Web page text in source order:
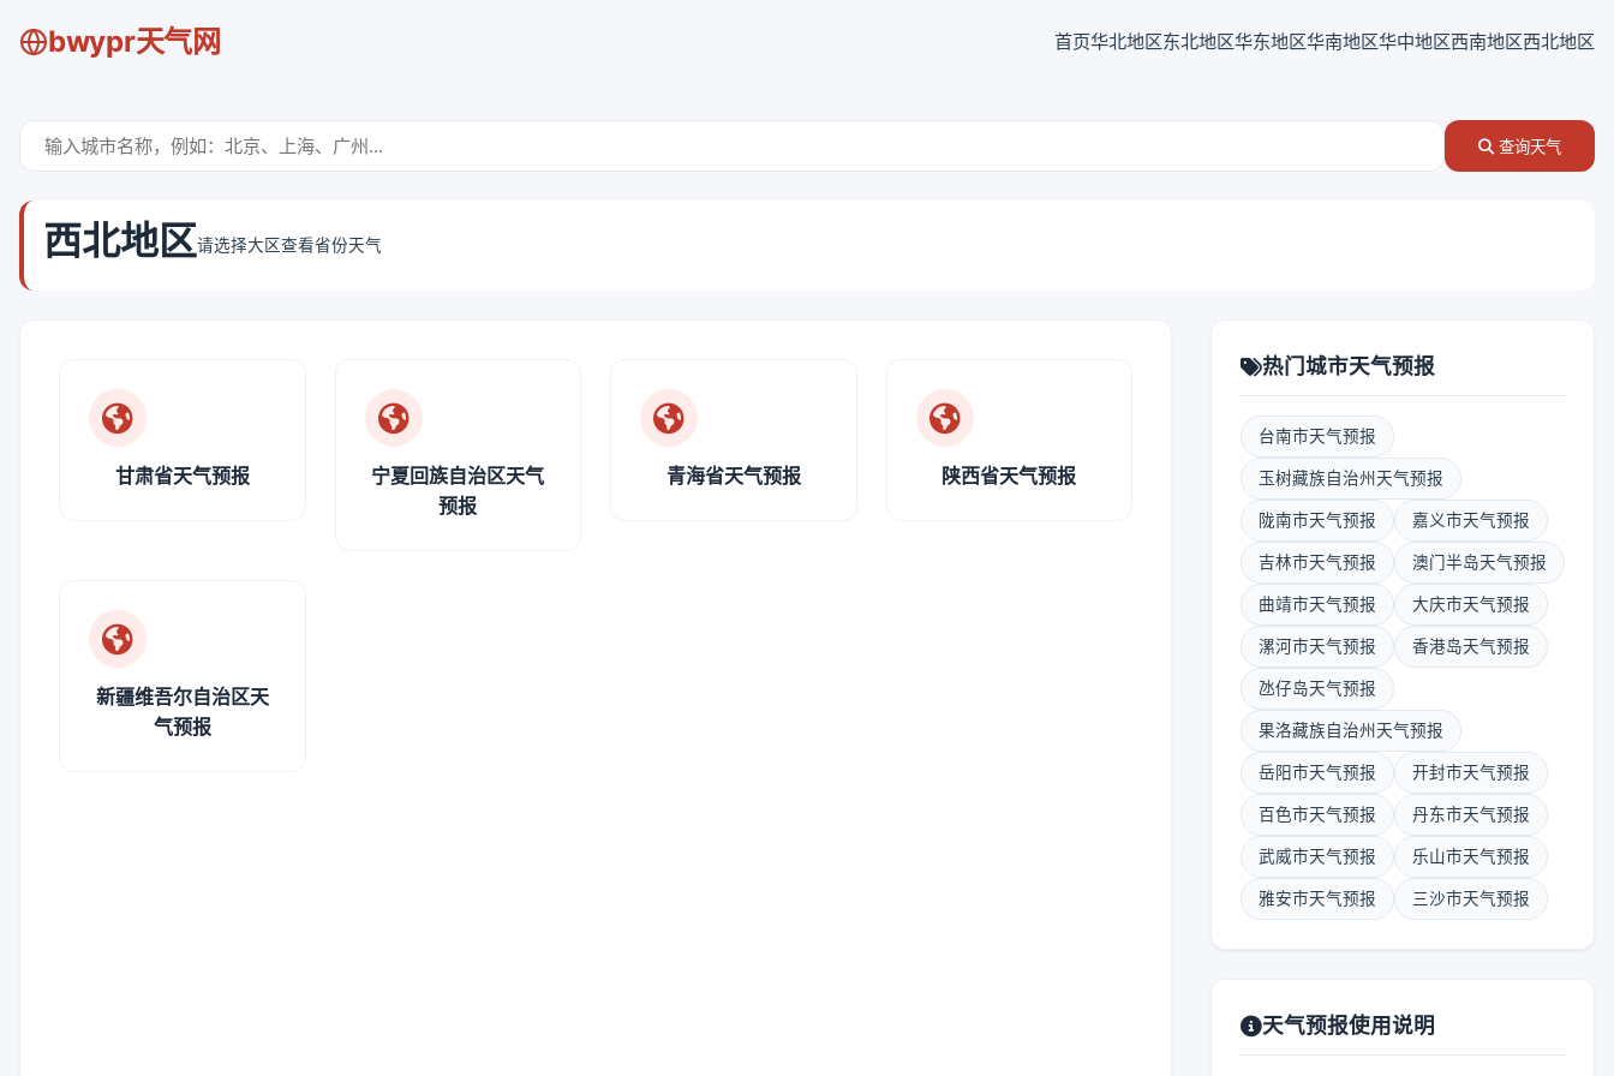
bwypr天气网 首页华北地区东北地区华东地区华南地区华中地区西南地区西北地区
查询天气
西北地区请选择大区查看省份天气
甘肃省天气预报
宁夏回族自治区天气
预报
青海省天气预报 陕西省天气预报
新疆维吾尔自治区天
气预报
热门城市天气预报
台南市天气预报
玉树藏族自治州天气预报
陇南市天气预报 嘉义市天气预报
吉林市天气预报 澳门半岛天气预报
曲靖市天气预报 大庆市天气预报
漯河市天气预报 香港岛天气预报
氹仔岛天气预报
果洛藏族自治州天气预报
岳阳市天气预报 开封市天气预报
百色市天气预报 丹东市天气预报
武威市天气预报 乐山市天气预报
雅安市天气预报 三沙市天气预报
天气预报使用说明